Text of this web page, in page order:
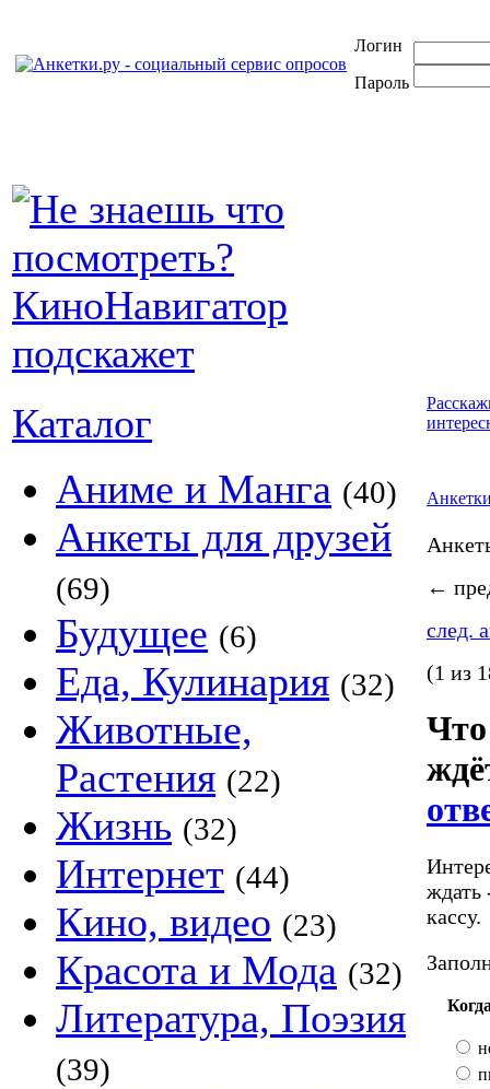
Логин
Пароль
Каталог
Аниме и Манга (40)
Анкеты для друзей
(69)
Будущее (6)
Еда, Кулинария (32)
Животные,
Растения (22)
Жизнь (32)
Интернет (44)
Кино, видео (23)
Красота и Мода (32)
Литература, Поэзия
(39)
←
след.
(1 из
Что
ждать
кассу.